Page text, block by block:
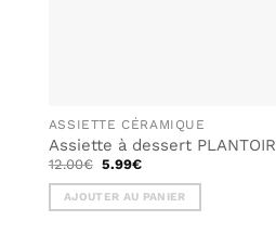
ASSIETTE CÉRAMIQUE
Assiette à dessert PLANTOIR
12.00€ Le
initial
était :
12.00€.
5.99€Le
actuel
est :
5.99€.
AJOUTER AU PANIER